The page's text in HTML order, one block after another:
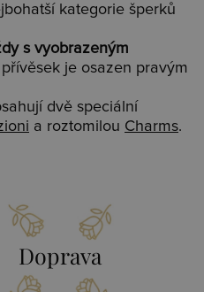
kategorie šperků
s vyobrazeným
je osazen pravým
dvě speciální
a roztomilou Charms.
Doprava